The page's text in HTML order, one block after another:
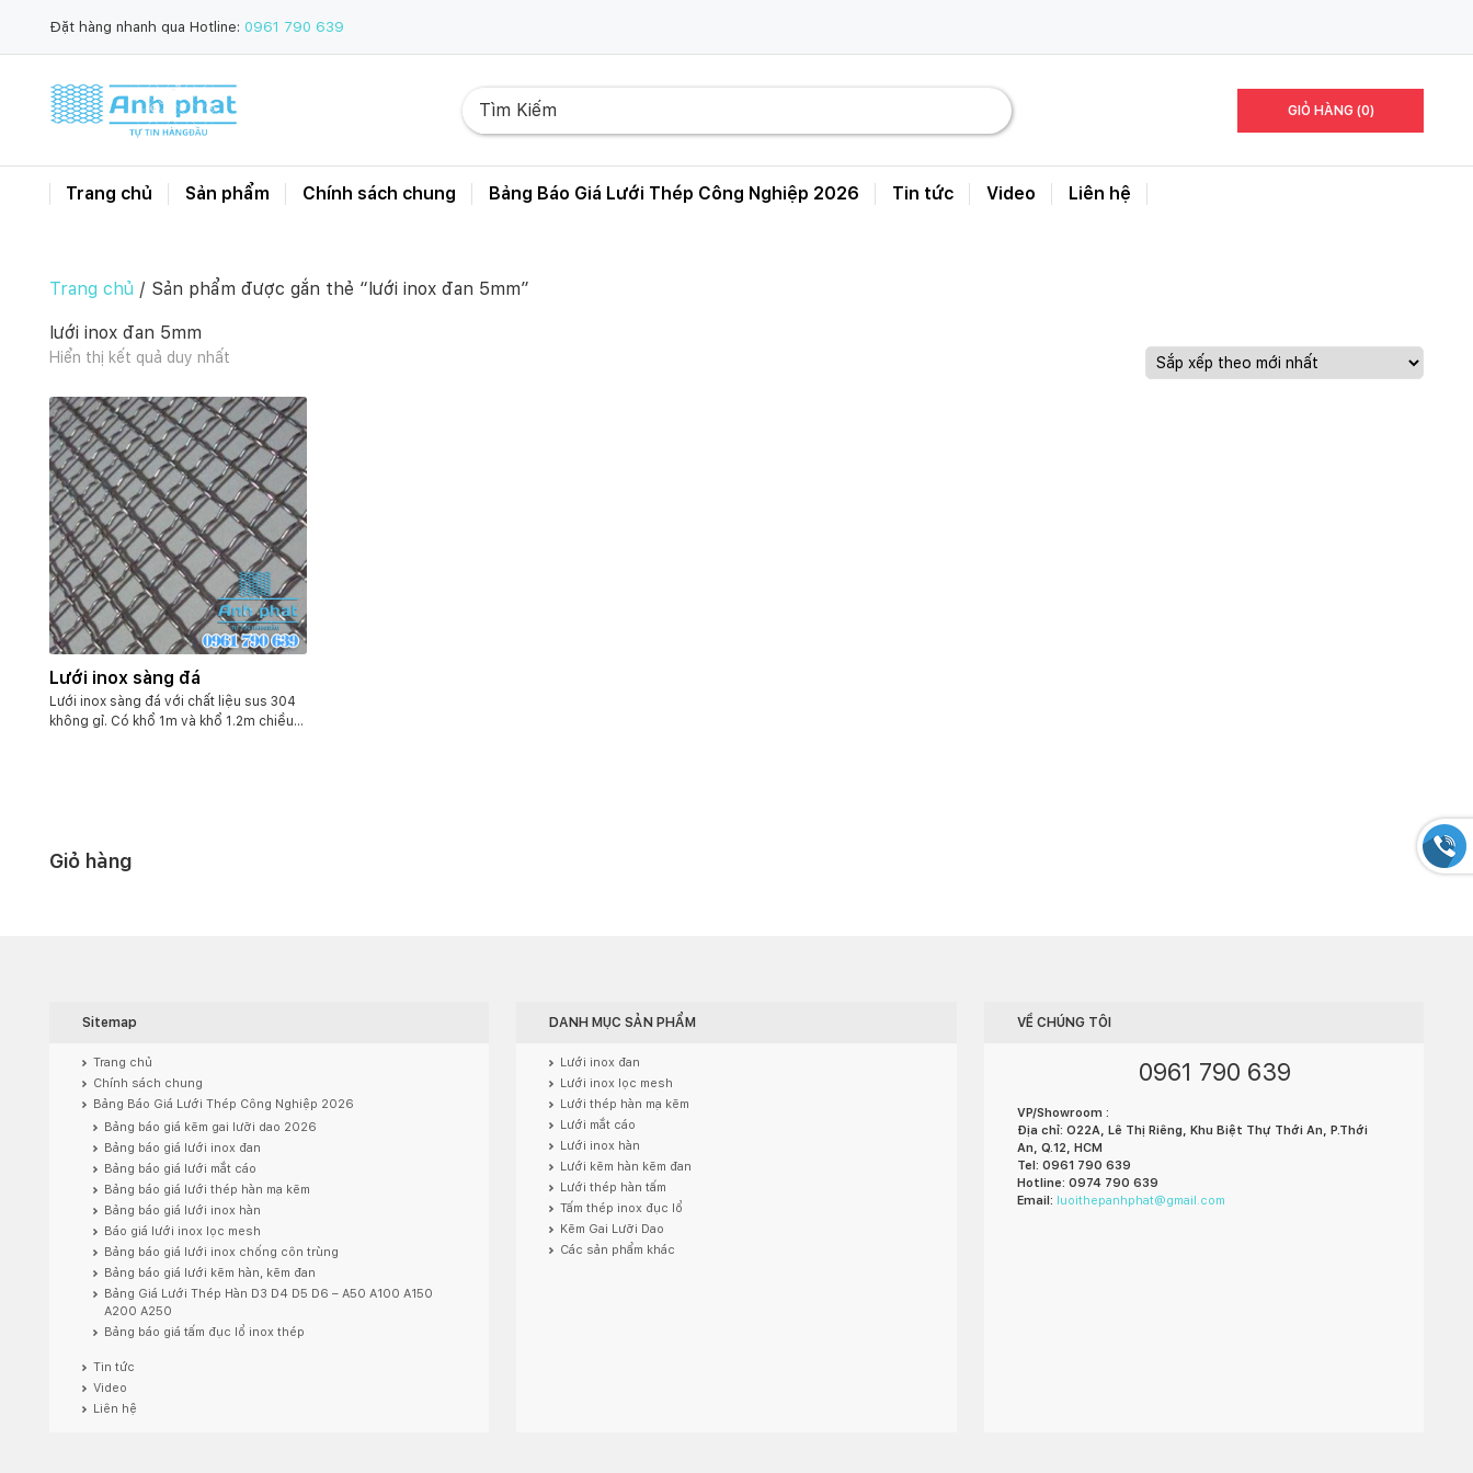
Đặt hàng nhanh qua Hotline: 0961 790 639
GIỎ HÀNG (0)
Trang chủ Sản phẩm Chính sách chung Bảng Báo Giá Lưới Thép Công Nghiệp 2026 Tin tức Video Liên hệ
Trang chủ / Sản phẩm được gắn thẻ “lưới inox đan 5mm”
lưới inox đan 5mm
Hiển thị kết quả duy nhất
Lưới inox sàng đá
Lưới inox sàng đá với chất liệu sus 304
không gỉ. Có khổ 1m và khổ 1.2m chiều
Giỏ hàng
Sitemap
Trang chủ
Chính sách chung
Bảng Báo Giá Lưới Thép Công Nghiệp 2026
Bảng báo giá kẽm gai lưỡi dao 2026
Bảng báo giá lưới inox đan
Bảng báo giá lưới mắt cáo
Bảng báo giá lưới thép hàn mạ kẽm
Bảng báo giá lưới inox hàn
Báo giá lưới inox lọc mesh
Bảng báo giá lưới inox chống côn trùng
Bảng báo giá lưới kẽm hàn, kẽm đan
Bảng Giá Lưới Thép Hàn D3 D4 D5 D6 – A50 A100 A150
A200 A250
Bảng báo giá tấm đục lổ inox thép
Tin tức
Video
Liên hệ
DANH MỤC SẢN PHẨM
Lưới inox đan
Lưới inox lọc mesh
Lưới thép hàn mạ kẽm
Lưới mắt cáo
Lưới inox hàn
Lưới kẽm hàn kẽm đan
Lưới thép hàn tấm
Tấm thép inox đục lổ
Kẽm Gai Lưỡi Dao
Các sản phẩm khác
VỀ CHÚNG TÔI
0961 790 639
VP/Showroom :
Địa chỉ: O22A, Lê Thị Riêng, Khu Biệt Thự Thới An, P.Thới
An, Q.12, HCM
Tel: 0961 790 639
Hotline: 0974 790 639
Email:
luoithepanhphat@gmail.com